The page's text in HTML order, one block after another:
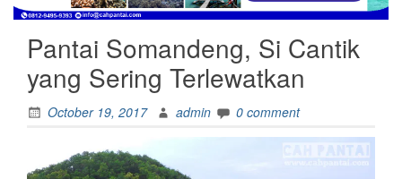
Pantai Somandeng, Si Cantik
yang Sering Terlewatkan
October 19, 2017 admin 0 comment